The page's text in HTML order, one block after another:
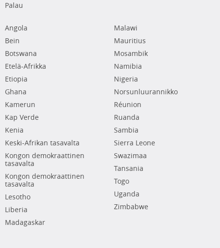
Palau
Angola
Bein
Botswana
Etelä-Afrikka
Etiopia
Ghana
Kamerun
Kap Verde
Kenia
Keski-Afrikan tasavalta
Kongon demokraattinen
tasavalta
Kongon demokraattinen
tasavalta
Lesotho
Liberia
Madagaskar
Malawi
Mauritius
Mosambik
Namibia
Nigeria
Norsunluurannikko
Réunion
Ruanda
Sambia
Sierra Leone
Swazimaa
Tansania
Togo
Uganda
Zimbabwe